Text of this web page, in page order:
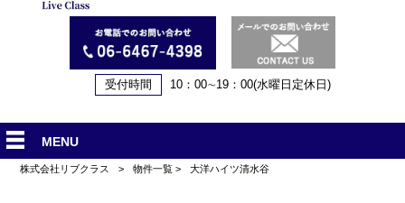
受付時間 10：00∼19：00(水曜日定休日)
MENU
株式会社リブクラス > 物件一覧 > 大洋ハイツ清水谷